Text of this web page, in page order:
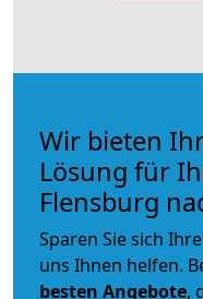
Wir bieten
Lösung für
Flensburg
Sparen Sie sich
uns Ihnen helfen.
besten Angebote,